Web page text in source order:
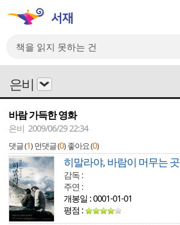
은비
바람 가득한 영화
은비 2009/06/29 22:34
댓글 (1) 먼댓글 (0) 좋아요 (0)
히말라야, 바람이 머무는 곳
감독 :
주연 :
개봉일 : 0001-01-01
평점 :